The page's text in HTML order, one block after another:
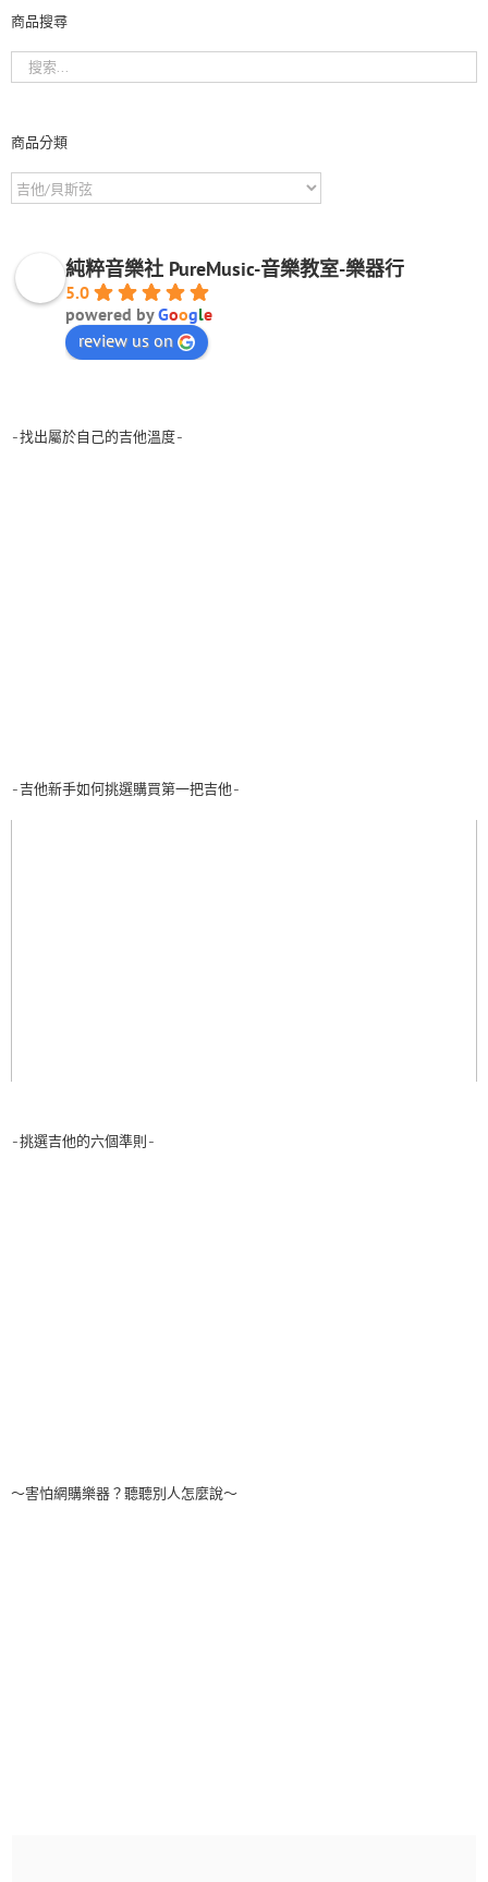
商品搜尋
商品分類
純粹音樂社 PureMusic-音樂教室-樂器行
5.0
powered byGoogle
review us on
-找出屬於自己的吉他溫度-
-吉他新手如何挑選購買第一把吉他-
-挑選吉他的六個準則-
～害怕網購樂器？聽聽別人怎麼說～